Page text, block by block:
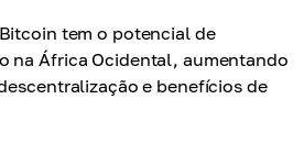
tem o potencial de
na África Ocidental, aumentando
e benefícios de